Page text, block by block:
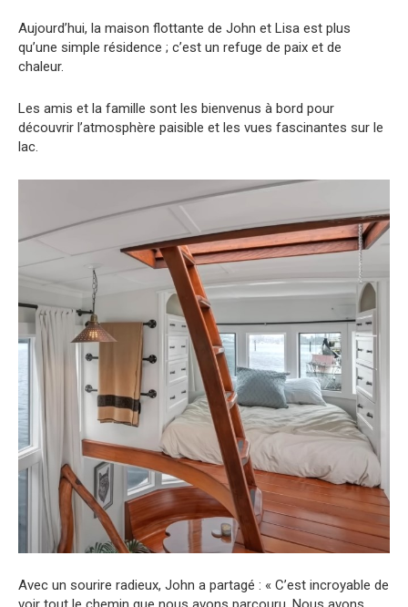
Aujourd’hui, la maison flottante de John et Lisa est plus
qu’une simple résidence ; c’est un refuge de paix et de
chaleur.
Les amis et la famille sont les bienvenus à bord pour
découvrir l’atmosphère paisible et les vues fascinantes sur le
lac.
Avec un sourire radieux, John a partagé : « C’est incroyable de